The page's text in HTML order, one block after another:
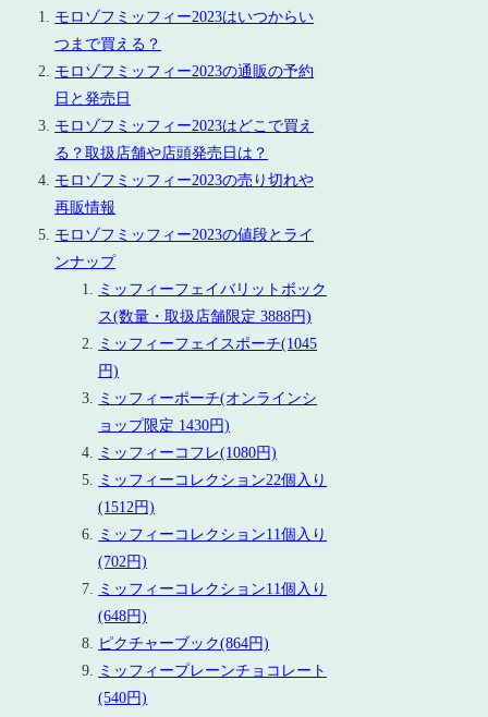
モロゾフミッフィー2023はいつからい
つまで買える？
モロゾフミッフィー2023の通販の予約
日と発売日
モロゾフミッフィー2023はどこで買え
る？取扱店舗や店頭発売日は？
モロゾフミッフィー2023の売り切れや
再販情報
モロゾフミッフィー2023の値段とライ
ンナップ
ミッフィーフェイバリットボック
ス(数量・取扱店舗限定 3888円)
ミッフィーフェイスポーチ(1045
円)
ミッフィーポーチ(オンラインシ
ョップ限定 1430円)
ミッフィーコフレ(1080円)
ミッフィーコレクション22個入り
(1512円)
ミッフィーコレクション11個入り
(702円)
ミッフィーコレクション11個入り
(648円)
ピクチャーブック(864円)
ミッフィープレーンチョコレート
(540円)